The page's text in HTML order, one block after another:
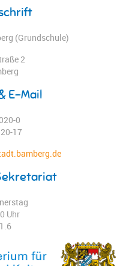
(Grundschule)
2
E-Mail
0
17
Uhr